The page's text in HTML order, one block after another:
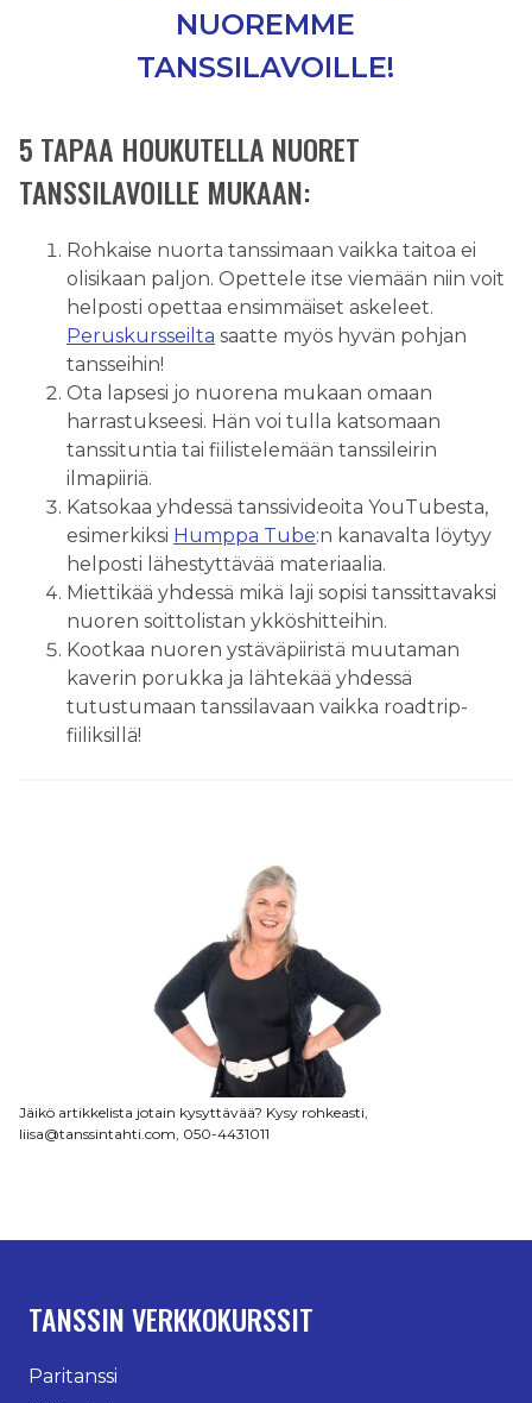
NUOREMME
TANSSILAVOILLE!
5 TAPAA HOUKUTELLA NUORET
TANSSILAVOILLE MUKAAN:
Rohkaise nuorta tanssimaan vaikka taitoa ei
olisikaan paljon. Opettele itse viemään niin voit
helposti opettaa ensimmäiset askeleet.
Peruskursseilta saatte myös hyvän pohjan
tansseihin!
Ota lapsesi jo nuorena mukaan omaan
harrastukseesi. Hän voi tulla katsomaan
tanssituntia tai fiilistelemään tanssileirin
ilmapiiriä.
Katsokaa yhdessä tanssivideoita YouTubesta,
esimerkiksi Humppa Tube:n kanavalta löytyy
helposti lähestyttävää materiaalia.
Miettikää yhdessä mikä laji sopisi tanssittavaksi
nuoren soittolistan ykköshitteihin.
Kootkaa nuoren ystäväpiiristä muutaman
kaverin porukka ja lähtekää yhdessä
tutustumaan tanssilavaan vaikka roadtrip-
fiiliksillä!
Jäikö artikkelista jotain kysyttävää? Kysy rohkeasti,
liisa@tanssintahti.com, 050-4431011
TANSSIN VERKKOKURSSIT
Paritanssi